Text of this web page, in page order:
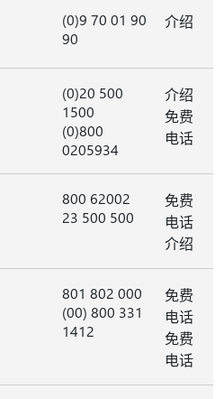
(0)9 70 01 90
90
介绍
(0)20 500
1500
(0)800
0205934
介绍
免费
电话
800 62002
23 500 500
免费
电话
介绍
801 802 000
(00) 800 331
1412
免费
电话
免费
电话